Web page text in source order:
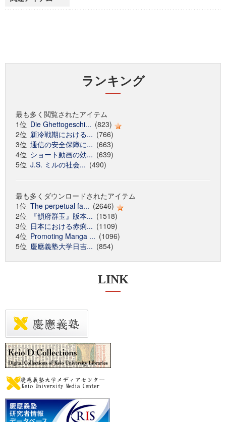
ランキング
最も多く閲覧されたアイテム
1位 Die Ghettogeschi... (823)
2位 新冷戦期における... (766)
3位 通信の安全保障に... (663)
4位 ショート動画の効... (639)
5位 J.S. ミルの社会... (490)
最も多くダウンロードされたアイテム
1位 The perpetual fa... (2646)
2位
『韻府群玉』版本... (1518)
3位 日本における赤痢... (1109)
4位 Promoting Manga ... (1096)
5位 慶應義塾大学日吉... (854)
LINK